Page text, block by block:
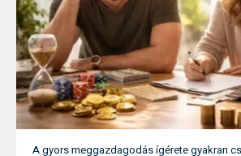
A gyors meggazdagodás ígérete gyakran